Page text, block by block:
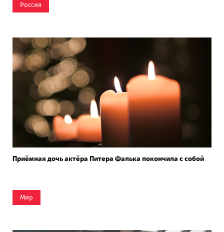
Россия
Приёмная дочь актёра Питера Фалька покончила с собой
Мир